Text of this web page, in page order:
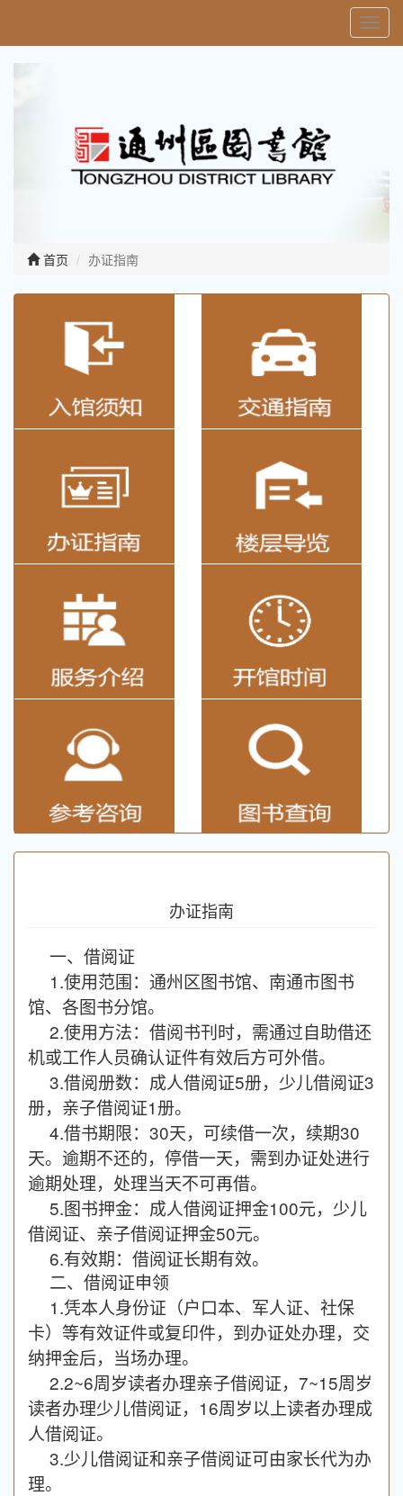
首页 办证指南
办证指南
一、借阅证
1.使用范围：通州区图书馆、南通市图书
馆、各图书分馆。
2.使用方法：借阅书刊时，需通过自助借还
机或工作人员确认证件有效后方可外借。
3.借阅册数：成人借阅证5册，少儿借阅证3
册，亲子借阅证1册。
4.借书期限：30天，可续借一次，续期30
天。逾期不还的，停借一天，需到办证处进行
逾期处理，处理当天不可再借。
5.图书押金：成人借阅证押金100元，少儿
借阅证、亲子借阅证押金50元。
6.有效期：借阅证长期有效。
二、借阅证申领
1.凭本人身份证（户口本、军人证、社保
卡）等有效证件或复印件，到办证处办理，交
纳押金后，当场办理。
2.2~6周岁读者办理亲子借阅证，7~15周岁
读者办理少儿借阅证，16周岁以上读者办理成
人借阅证。
3.少儿借阅证和亲子借阅证可由家长代为办
理。